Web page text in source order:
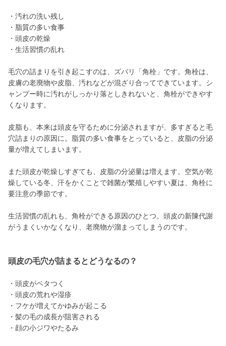
・汚れの洗い残し
・脂質の多い食事
・頭皮の乾燥
・生活習慣の乱れ
毛穴の詰まりを引き起こすのは、ズバリ「角栓」です。角栓は、
皮膚の老廃物や皮脂、汚れなどが混ざり合ってできています。シ
ャンプー時に汚れがしっかり落としきれないと、角栓ができやす
くなります。
皮脂も、本来は頭皮を守るために分泌されますが、多すぎると毛
穴詰まりの原因に。脂質の多い食事をとっていると、皮脂の分泌
量が増えてしまいます。
また頭皮が乾燥しすぎても、皮脂の分泌量は増えます。空気が乾
燥している冬、汗をかくことで雑菌が繁殖しやすい夏は、角栓に
要注意の季節です。
生活習慣の乱れも、角栓ができる原因のひとつ。頭皮の新陳代謝
がうまくいかなくなり、老廃物が溜まってしまうのです。
頭皮の毛穴が詰まるとどうなるの？
・頭皮がベタつく
・頭皮の荒れや湿疹
・フケが増えてかゆみが起こる
・髪の毛の成長が阻害される
・顔の小ジワやたるみ